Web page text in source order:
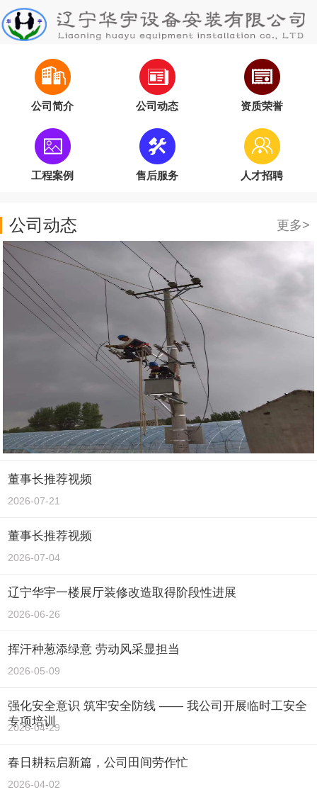
公司简介 公司动态 资质荣誉
工程案例 售后服务 人才招聘
公司动态 更多>
董事长推荐视频
2026-07-21
董事长推荐视频
2026-07-04
辽宁华宇一楼展厅装修改造取得阶段性进展
2026-06-26
挥汗种葱添绿意 劳动风采显担当
2026-05-09
强化安全意识 筑牢安全防线 —— 我公司开展临时工安全
专项培训
2026-04-29
春日耕耘启新篇，公司田间劳作忙
2026-04-02